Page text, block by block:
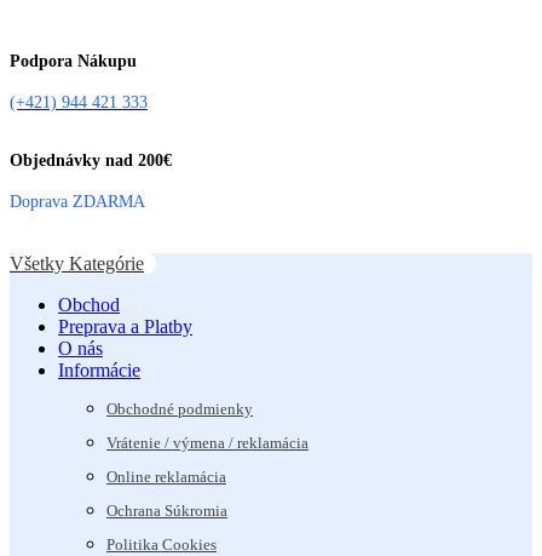
Podpora Nákupu
(+421) 944 421 333
Objednávky nad 200€
Doprava ZDARMA
Všetky Kategórie
Obchod
Preprava a Platby
O nás
Informácie
Obchodné podmienky
Vrátenie / výmena / reklamácia
Online reklamácia
Ochrana Súkromia
Politika Cookies